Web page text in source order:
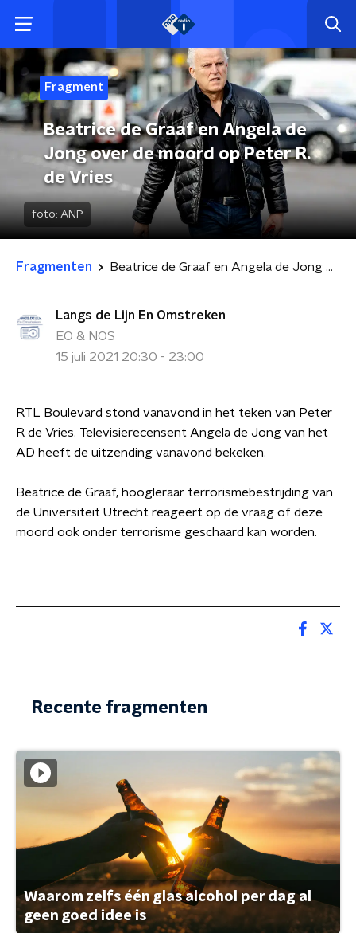
Fragment
Beatrice de Graaf en Angela de
Jong over de moord op Peter R.
de Vries
foto: ANP
Fragmenten Beatrice de Graaf en Angela de Jong over de moord op Peter R. de Vries
Langs de Lijn En Omstreken
EO & NOS
15 juli 2021 20:30 - 23:00
RTL Boulevard stond vanavond in het teken van Peter
R de Vries. Televisierecensent Angela de Jong van het
AD heeft de uitzending vanavond bekeken.
Beatrice de Graaf, hoogleraar terrorismebestrijding van
de Universiteit Utrecht reageert op de vraag of deze
moord ook onder terrorisme geschaard kan worden.
Recente fragmenten
Waarom zelfs één glas alcohol per dag al
geen goed idee is